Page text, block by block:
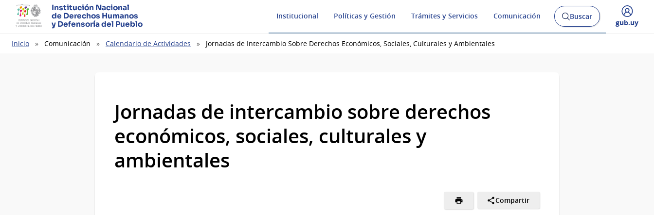
Institución Nacional
de Derechos Humanos
y Defensoría del Pueblo
Institucional Políticas y Gestión Trámites y Servicios Comunicación
Abrir
buscador
Buscar
Desplegar
gub.uy
Ruta
Inicio Comunicación Calendario de Actividades Jornadas de Intercambio Sobre Derechos Económicos, Sociales, Culturales y Ambientales
Jornadas de intercambio sobre derechos
económicos, sociales, culturales y
ambientales
Compartir